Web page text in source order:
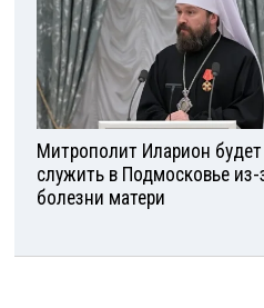
Митрополит Иларион будет
служить в Подмосковье из-
болезни матери